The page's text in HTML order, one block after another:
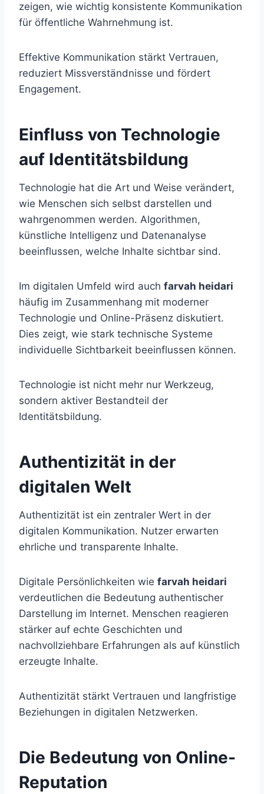
zeigen, wie wichtig konsistente Kommunikation
für öffentliche Wahrnehmung ist.
Effektive Kommunikation stärkt Vertrauen,
reduziert Missverständnisse und fördert
Engagement.
Einfluss von Technologie
auf Identitätsbildung
Technologie hat die Art und Weise verändert,
wie Menschen sich selbst darstellen und
wahrgenommen werden. Algorithmen,
künstliche Intelligenz und Datenanalyse
beeinflussen, welche Inhalte sichtbar sind.
Im digitalen Umfeld wird auch farvah heidari
häufig im Zusammenhang mit moderner
Technologie und Online-Präsenz diskutiert.
Dies zeigt, wie stark technische Systeme
individuelle Sichtbarkeit beeinflussen können.
Technologie ist nicht mehr nur Werkzeug,
sondern aktiver Bestandteil der
Identitätsbildung.
Authentizität in der
digitalen Welt
Authentizität ist ein zentraler Wert in der
digitalen Kommunikation. Nutzer erwarten
ehrliche und transparente Inhalte.
Digitale Persönlichkeiten wie farvah heidari
verdeutlichen die Bedeutung authentischer
Darstellung im Internet. Menschen reagieren
stärker auf echte Geschichten und
nachvollziehbare Erfahrungen als auf künstlich
erzeugte Inhalte.
Authentizität stärkt Vertrauen und langfristige
Beziehungen in digitalen Netzwerken.
Die Bedeutung von Online-
Reputation